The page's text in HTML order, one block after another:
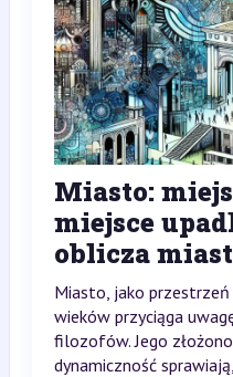
Miasto:
miejsce
oblicza
Miasto, jako
wieków przyciąga
filozofów. Jego
dynamiczność